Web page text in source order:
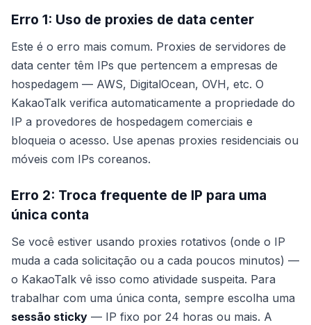
Erro 1: Uso de proxies de data center
Este é o erro mais comum. Proxies de servidores de
data center têm IPs que pertencem a empresas de
hospedagem — AWS, DigitalOcean, OVH, etc. O
KakaoTalk verifica automaticamente a propriedade do
IP a provedores de hospedagem comerciais e
bloqueia o acesso. Use apenas proxies residenciais ou
móveis com IPs coreanos.
Erro 2: Troca frequente de IP para uma
única conta
Se você estiver usando proxies rotativos (onde o IP
muda a cada solicitação ou a cada poucos minutos) —
o KakaoTalk vê isso como atividade suspeita. Para
trabalhar com uma única conta, sempre escolha uma
sessão sticky — IP fixo por 24 horas ou mais. A